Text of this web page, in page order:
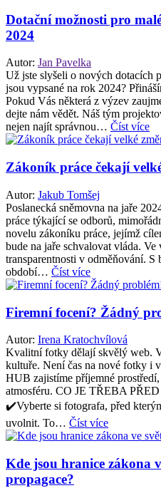
Dotační možnosti pro
2024
Autor: Jan Pavelka
Už jste slyšeli o nových dotacích
jsou vypsané na rok 2024?
Pokud Vás některá z výzev
dejte nám vědět. Náš tým
nejen najít správnou… Číst více
Zákoník práce čekají
Autor: Jakub Tomšej
Poslanecká sněmovna na jaře
práce týkající se odborů,
novelu zákoníku práce, jejímž
bude na jaře schvalovat vláda.
transparentnosti v odměňování.
období… Číst více
Firemní focení? Žádný
Autor: Irena Kratochvílová
Kvalitní fotky dělají skvělý web.
kultuře. Není čas na nové fotky i
HUB zajistíme příjemné
atmosféru. CO JE TŘEBA
✔️Vyberte si fotografa, před
uvolnit. To… Číst více
Kde jsou hranice zákona
propagace?